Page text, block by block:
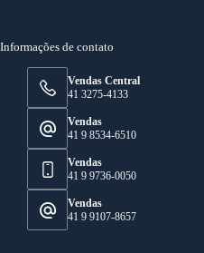
Informações de contato
Vendas Central
41 3275-4133
Vendas
41 9 8534-6510
Vendas
41 9 9736-0050
Vendas
41 9 9107-8657